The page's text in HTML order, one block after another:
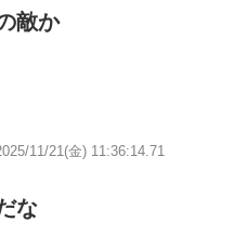
敵か
11/21(金) 11:36:14.71
な